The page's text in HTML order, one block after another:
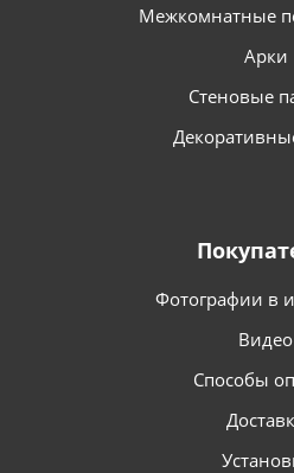
Межкомнатные
Арки
Стеновые
Фотографии в
Видео
Способы